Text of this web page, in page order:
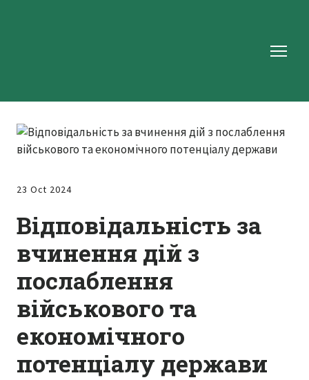
23 Oct 2024
Відповідальність за
вчинення дій з
послаблення
військового та
економічного
потенціалу держави